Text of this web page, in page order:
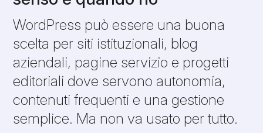
WordPress può essere una buona
scelta per siti istituzionali, blog
aziendali, pagine servizio e progetti
editoriali dove servono autonomia,
contenuti frequenti e una gestione
semplice. Ma non va usato per tutto.